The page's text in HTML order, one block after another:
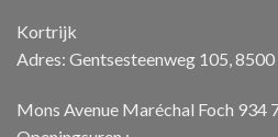
Kortrijk
Adres: Gentsesteenweg 105,
Mons Avenue Maréchal Foch 934